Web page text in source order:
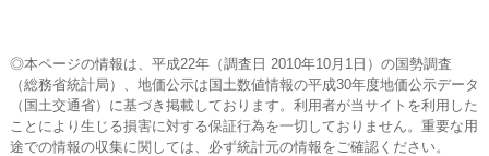
◎本ページの情報は、平成22年（調査日 2010年10月1日）の国勢調査
（総務省統計局）、地価公示は国土数値情報の平成30年度地価公示データ
（国土交通省）に基づき掲載しております。利用者が当サイトを利用した
ことにより生じる損害に対する保証行為を一切しておりません。重要な用
途での情報の収集に関しては、必ず統計元の情報をご確認ください。